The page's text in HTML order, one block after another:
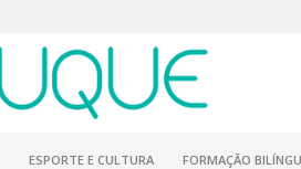
ESPORTE E CULTURA FORMAÇÃO